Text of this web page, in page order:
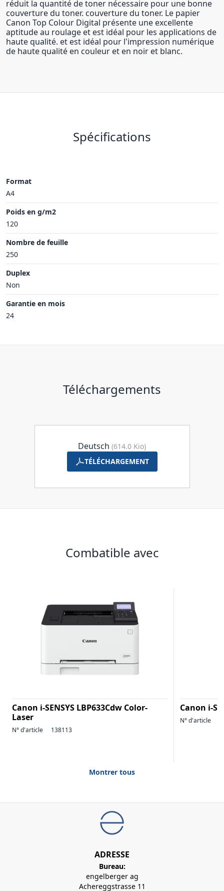
réduit la quantité de toner nécessaire pour une bonne
couverture du toner. couverture du toner. Le papier
Canon Top Colour Digital présente une excellente
aptitude au roulage et est idéal pour les applications de
haute qualité. et est idéal pour l'impression numérique
de haute qualité en couleur et en noir et blanc.
Spécifications
Format
A4
Poids en g/m2
120
Nombre de feuille
250
Duplex
Non
Garantie en mois
24
Téléchargements
Deutsch (614.0 Kio)
TÉLÉCHARGEMENT
Combatible avec
Canon i-SENSYS LBP633Cdw Color-
Laser
N° d'article 138113
Canon i-
N° d'article
Montrer tous
ADRESSE
Bureau:
engelberger ag
Achereggstrasse 11